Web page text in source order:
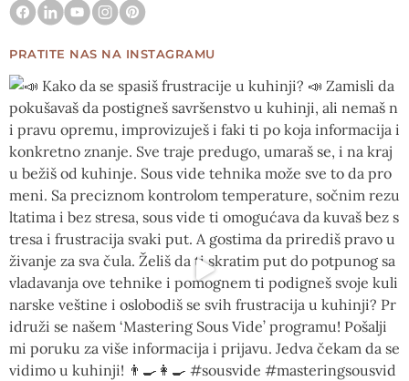
PRATITE NAS NA INSTAGRAMU